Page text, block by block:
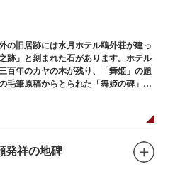
の旧居跡には水月ホテル鴎外荘が建っ
跡」と刻まれた石があります。ホテル
百年のカヤの木が残り、「舞姫」の題
毛筆原稿からとられた「舞姫の碑」の
発祥の地碑